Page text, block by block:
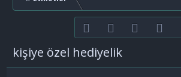
FacebookTwitter youtube
kişiye özel hediyelik